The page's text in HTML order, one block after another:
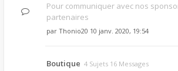
Pour communiquer avec nos
partenaires
par Thonio20 10 janv. 2020, 19:54
Boutique 4 Sujets 16 Messages